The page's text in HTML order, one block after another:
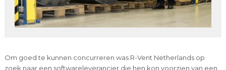
Om goed te kunnen concurreren was R-Vent Netherlands op
zoek naar een softwareleverancier die hen kon voorzien van een